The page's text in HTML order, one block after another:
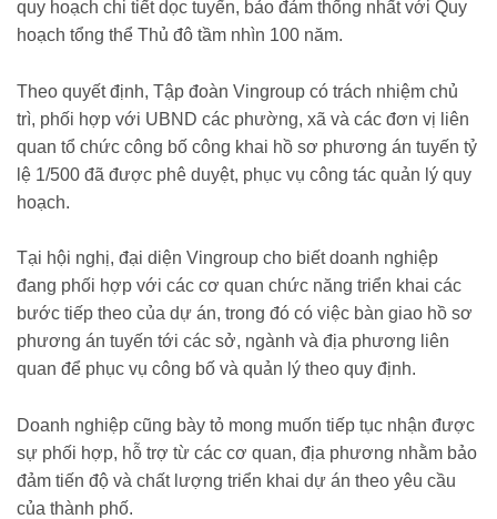
quy hoạch chi tiết dọc tuyến, bảo đảm thống nhất với Quy
hoạch tổng thể Thủ đô tầm nhìn 100 năm.
Theo quyết định, Tập đoàn Vingroup có trách nhiệm chủ
trì, phối hợp với UBND các phường, xã và các đơn vị liên
quan tổ chức công bố công khai hồ sơ phương án tuyến tỷ
lệ 1/500 đã được phê duyệt, phục vụ công tác quản lý quy
hoạch.
Tại hội nghị, đại diện Vingroup cho biết doanh nghiệp
đang phối hợp với các cơ quan chức năng triển khai các
bước tiếp theo của dự án, trong đó có việc bàn giao hồ sơ
phương án tuyến tới các sở, ngành và địa phương liên
quan để phục vụ công bố và quản lý theo quy định.
Doanh nghiệp cũng bày tỏ mong muốn tiếp tục nhận được
sự phối hợp, hỗ trợ từ các cơ quan, địa phương nhằm bảo
đảm tiến độ và chất lượng triển khai dự án theo yêu cầu
của thành phố.